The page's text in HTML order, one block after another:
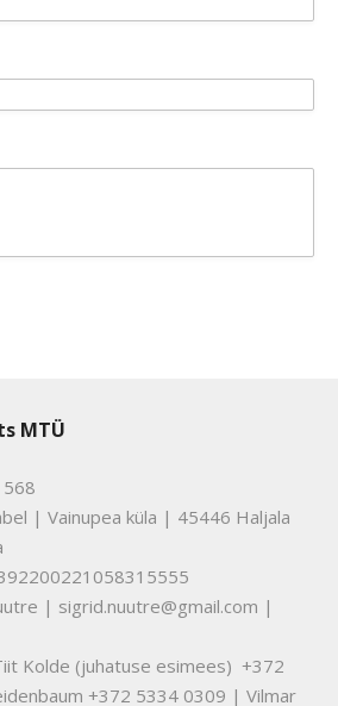
MTÜ
| Vainupea küla | 45446 Haljala
| sigrid.nuutre@gmail.com |
Kolde (juhatuse esimees) +372
+372 5334 0309 | Vilmar